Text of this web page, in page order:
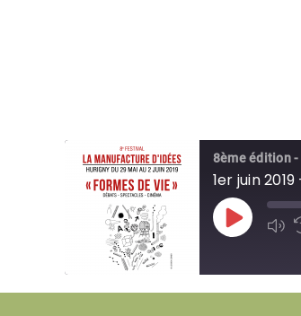
8ème édition -
1er juin
Play
Episode